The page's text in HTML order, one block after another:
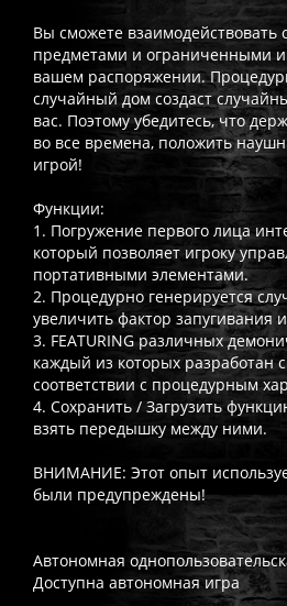
Вы сможете взаимодействовать
предметами и ограниченными
вашем распоряжении.
случайный дом создаст
вас. Поэтому убедитесь, что
во все времена, положить
игрой!
Функции:
1. Погружение первого лица
который позволяет игроку
портативными элементами.
2. Процедурно генерируется
увеличить фактор запугивания
3. FEATURING различных
каждый из которых разработан
соответствии с процедурным
4. Сохранить / Загрузить
взять передышку между ними.
ВНИМАНИЕ: Этот опыт
были предупреждены!
Автономная
Доступна автономная игра